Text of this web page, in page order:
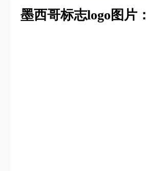
墨西哥标志logo图片：